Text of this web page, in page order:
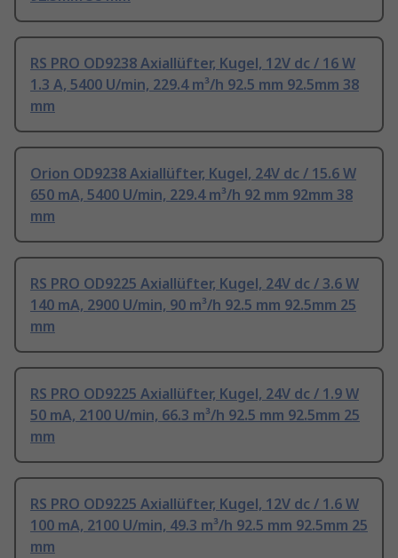
RS PRO OD9238 Axiallüfter, Kugel, 12V dc / 16 W
1.3 A, 5400 U/min, 229.4 m³/h 92.5 mm 92.5mm 38
mm
Orion OD9238 Axiallüfter, Kugel, 24V dc / 15.6 W
650 mA, 5400 U/min, 229.4 m³/h 92 mm 92mm 38
mm
RS PRO OD9225 Axiallüfter, Kugel, 24V dc / 3.6 W
140 mA, 2900 U/min, 90 m³/h 92.5 mm 92.5mm 25
mm
RS PRO OD9225 Axiallüfter, Kugel, 24V dc / 1.9 W
50 mA, 2100 U/min, 66.3 m³/h 92.5 mm 92.5mm 25
mm
RS PRO OD9225 Axiallüfter, Kugel, 12V dc / 1.6 W
100 mA, 2100 U/min, 49.3 m³/h 92.5 mm 92.5mm 25
mm